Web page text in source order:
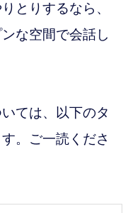
とりするなら、
な空間で会話し
ては、以下のタ
。ご一読くださ